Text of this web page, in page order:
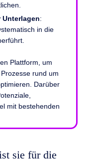
:
in die
Plattform, um
rund um
Darüber
mit bestehenden
sie für die